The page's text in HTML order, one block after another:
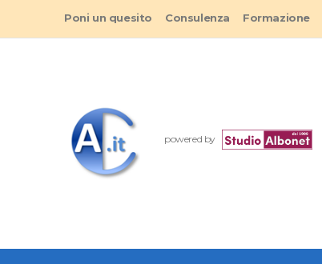
Poni un quesito Consulenza Formazione
powered by